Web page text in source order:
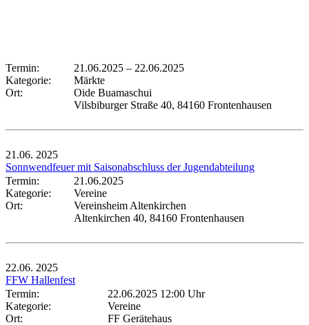
Termin: 21.06.2025 – 22.06.2025
Kategorie:
Märkte
Ort:
Oide Buamaschui
Vilsbiburger Straße 40, 84160 Frontenhausen
21.06. 2025
Sonnwendfeuer mit Saisonabschluss der Jugendabteilung
Termin:
21.06.2025
Kategorie:
Vereine
Ort:
Vereinsheim Altenkirchen
Altenkirchen 40, 84160 Frontenhausen
22.06. 2025
FFW Hallenfest
Termin:
22.06.2025 12:00 Uhr
Kategorie:
Vereine
Ort:
FF Gerätehaus